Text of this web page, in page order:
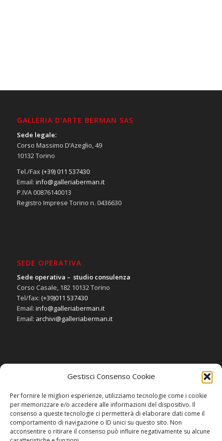
Gestisci Consenso Cookie
Per fornire le migliori esperienze, utilizziamo tecnologie come i cookie
per memorizzare e/o accedere alle informazioni del dispositivo. Il
consenso a queste tecnologie ci permetterà di elaborare dati come il
comportamento di navigazione o ID unici su questo sito. Non
acconsentire o ritirare il consenso può influire negativamente su alcune
GALLERIA D’ARTE BERMAN SAS
Sede legale:
Corso Massimo D’Azeglio, 49
10132 Torino
Tel./Fax (+39) 011 537430
Email: info@galleriaberman.it
P.IVA 00876140013
Registro Imprese Torino n. 0436630
SEDE OPERATIVA
Sede operativa – studio consulenza
Corso Casale, 182 10132 Torino
Tel/fax: (+39)011 537430
Email: info@galleriaberman.it
Email: archivi@galleriaberman.it